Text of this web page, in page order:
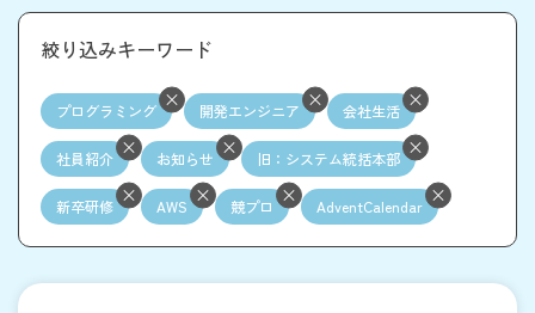
絞り込みキーワード
プログラミング 開発エンジニア 会社生活
社員紹介 お知らせ 旧：システム統括本部
新卒研修 AWS 競プロ AdventCalendar